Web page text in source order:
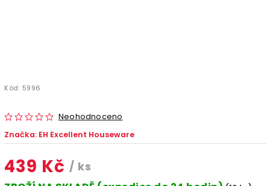
Kód: 5996
Neohodnoceno
Značka: EH Excellent Houseware
439 Kč / ks